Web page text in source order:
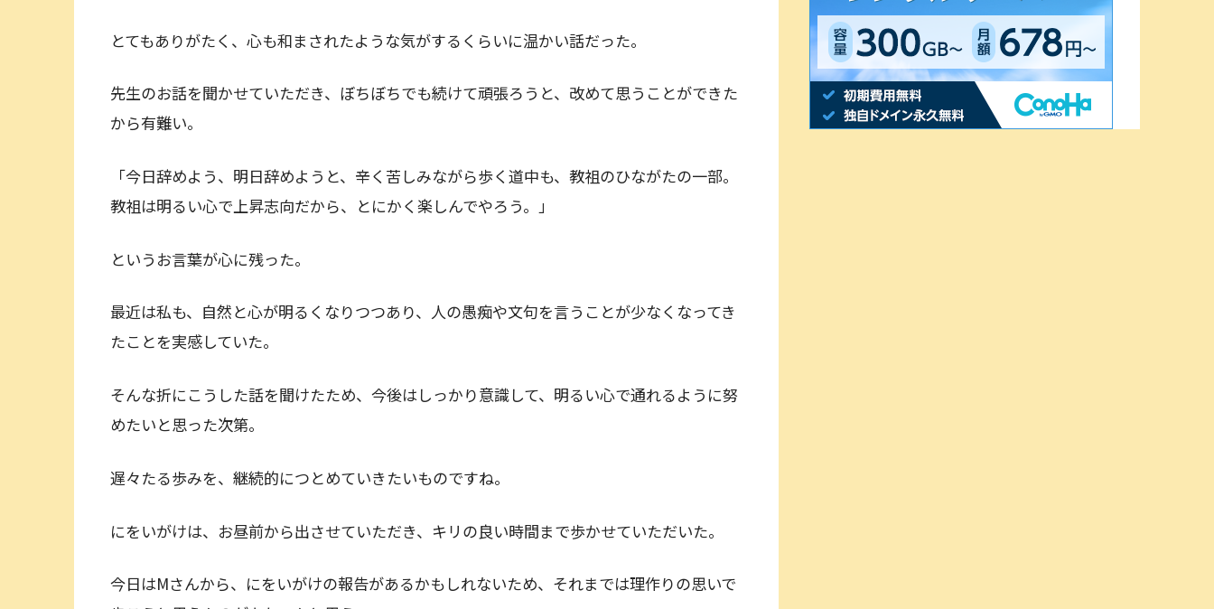
とてもありがたく、心も和まされたような気がするくらいに温かい話だった。
先生のお話を聞かせていただき、ぼちぼちでも続けて頑張ろうと、改めて思うことができた
から有難い。
「今日辞めよう、明日辞めようと、辛く苦しみながら歩く道中も、教祖のひながたの一部。
教祖は明るい心で上昇志向だから、とにかく楽しんでやろう。」
というお言葉が心に残った。
最近は私も、自然と心が明るくなりつつあり、人の愚痴や文句を言うことが少なくなってき
たことを実感していた。
そんな折にこうした話を聞けたため、今後はしっかり意識して、明るい心で通れるように努
めたいと思った次第。
遅々たる歩みを、継続的につとめていきたいものですね。
にをいがけは、お昼前から出させていただき、キリの良い時間まで歩かせていただいた。
今日はMさんから、にをいがけの報告があるかもしれないため、それまでは理作りの思いで